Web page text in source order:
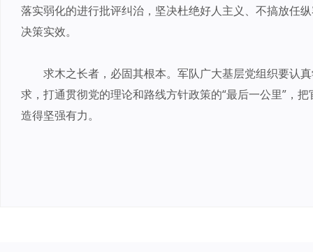
落实弱化的进行批评纠治，坚决杜绝好人主义、不搞放任
决策实效。
求木之长者，必固其根本。军队广大基层党组织要认
求，打通贯彻党的理论和路线方针政策的“最后一公里”，
造得坚强有力。